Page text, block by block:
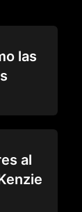
las
al